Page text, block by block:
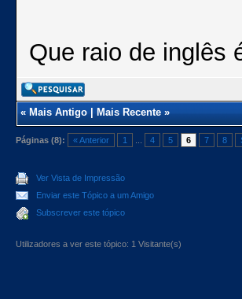
Que raio de inglês
«Mais Antigo|Mais Recente»
Páginas (8): « Anterior 1 4 5 6 7 8
Ver Vista de Impressão
Enviar este Tópico a um Amigo
Subscrever este tópico
Utilizadores a ver este tópico: 1 Visitante(s)